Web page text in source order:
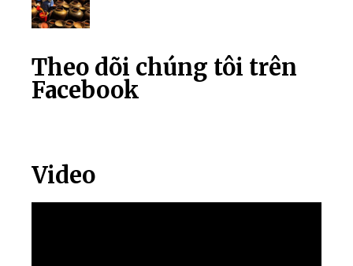
Theo dõi chúng tôi trên
Facebook
Video